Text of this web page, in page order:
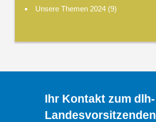
Unsere Themen 2024 (9)
Ihr Kontakt zum dlh-
Landesvorsitzenden